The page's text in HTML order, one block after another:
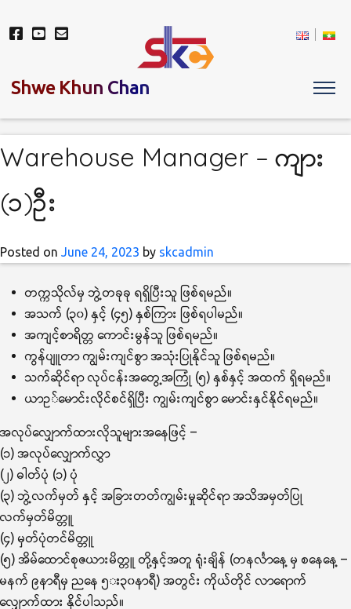
Shwe Khun Chan
Warehouse Manager – ကျား
(၁)ဦး
Posted on June 24, 2023 by skcadmin
တက္ကသိုလ်မှ ဘွဲ့တခုခု ရရှိပြီးသူ ဖြစ်ရမည်။
အသက် (၃၀) နှင့် (၄၅) နှစ်ကြား ဖြစ်ရပါမည်။
အကျင့်စာရိတ္တ ကောင်းမွန်သူ ဖြစ်ရမည်။
ကွန်ပျူတာ ကျွမ်းကျင်စွာ အသုံးပြုနိုင်သူ ဖြစ်ရမည်။
သက်ဆိုင်ရာ လုပ်ငန်းအတွေ့အကြုံ (၅) နှစ်နှင့် အထက် ရှိရမည်။
ယာဥ်မောင်းလိုင်စင်ရှိပြီး ကျွမ်းကျင်စွာ မောင်းနှင်နိုင်ရမည်။
အလုပ်လျှောက်ထားလိုသူများအနေဖြင့် –
(၁) အလုပ်လျှောက်လွှာ
(၂) ဓါတ်ပုံ (၁) ပုံ
(၃) ဘွဲ့လက်မှတ် နှင့် အခြားတတ်ကျွမ်းမှုဆိုင်ရာ အသိအမှတ်ပြု
လက်မှတ်မိတ္တူ
(၄) မှတ်ပုံတင်မိတ္တူ
(၅) အိမ်ထောင်စုဇယားမိတ္တူ တို့နှင့်အတူ ရုံးချိန် (တနင်္လာနေ့ မှ စနေနေ့ –
မနက် ၉နာရီမှ ညနေ ၅း၃၀နာရီ) အတွင်း ကိုယ်တိုင် လာရောက်
လျှောက်ထား နိုင်ပါသည်။